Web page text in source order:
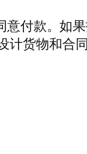
付款。如
货物和合同